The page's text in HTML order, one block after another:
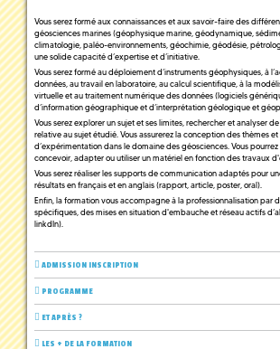
Vous serez formé aux connaissances et aux savoir-faire des
géosciences marines (géophysique marine, géodynamique,
climatologie, paléo-environnements, géochimie, géodésie,
une solide capacité d’expertise et d’initiative.
Vous serez formé au déploiement d’instruments géophysiques, à
données, au travail en laboratoire, au calcul scientifique, à la
virtuelle et au traitement numérique des données (logiciels
d’information géographique et d’interprétation géologique et
Vous serez explorer un sujet et ses limites, rechercher et analyser
relative au sujet étudié. Vous assurerez la conception des thèmes
d’expérimentation dans le domaine des géosciences. Vous
concevoir, adapter ou utiliser un matériel en fonction des travaux
Vous serez réaliser les supports de communication adaptés pour
résultats en français et en anglais (rapport, article, poster, oral).
Enfin, la formation vous accompagne à la professionnalisation par
spécifiques, des mises en situation d'embauche et réseau actifs
linkdIn).
ADMISSION INSCRIPTION
PROGRAMME
ET APRÈS ?
LES + DE LA FORMATION